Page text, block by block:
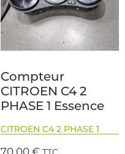
Compteur
CITROEN C4 2
PHASE 1 Essence
CITROEN C4 2 PHASE 1
70,00€